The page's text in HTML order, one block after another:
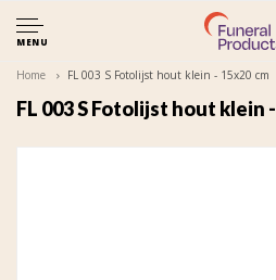
MENU
Home FL 003 S Fotolijst hout klein - 15x20 cm
FL 003 S Fotolijst hout klein